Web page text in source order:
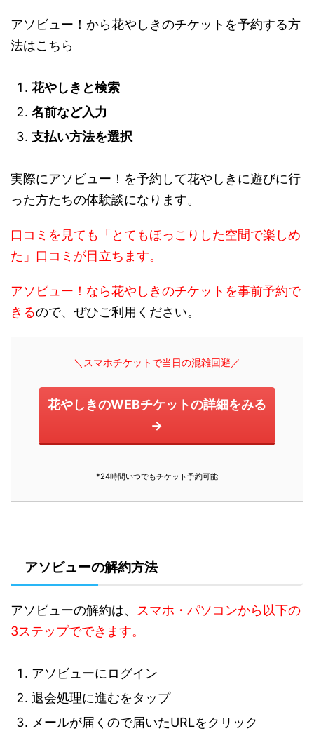
アソビュー！から花やしきのチケットを予約する方
法はこちら
花やしきと検索
名前など入力
支払い方法を選択
実際にアソビュー！を予約して花やしきに遊びに行
った方たちの体験談になります。
口コミを見ても「とてもほっこりした空間で楽しめ
た」口コミが目立ちます。
アソビュー！なら花やしきのチケットを事前予約で
きるので、ぜひご利用ください。
＼スマホチケットで当日の混雑回避／
花やしきのWEBチケットの詳細をみる
→
*24時間いつでもチケット予約可能
アソビューの解約方法
アソビューの解約は、 スマホ・パソコンから以下の
3ステップでできます。
アソビューにログイン
退会処理に進むをタップ
メールが届くので届いたURLをクリック